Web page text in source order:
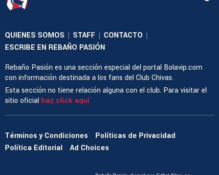
QUIENES SOMOS | STAFF | CONTACTO |
ESCRIBE EN REBAÑO PASIÓN
Rebaño Pasión es una sección especial del portal Bolavip.com
con información destinada a los fans del Club Chivas.
Esta sección no tiene relación alguna con el club. Para visitar el
sitio oficial haz click aquí
Términos y Condiciones
Políticas de Privacidad
Política Editorial
Ad Choices